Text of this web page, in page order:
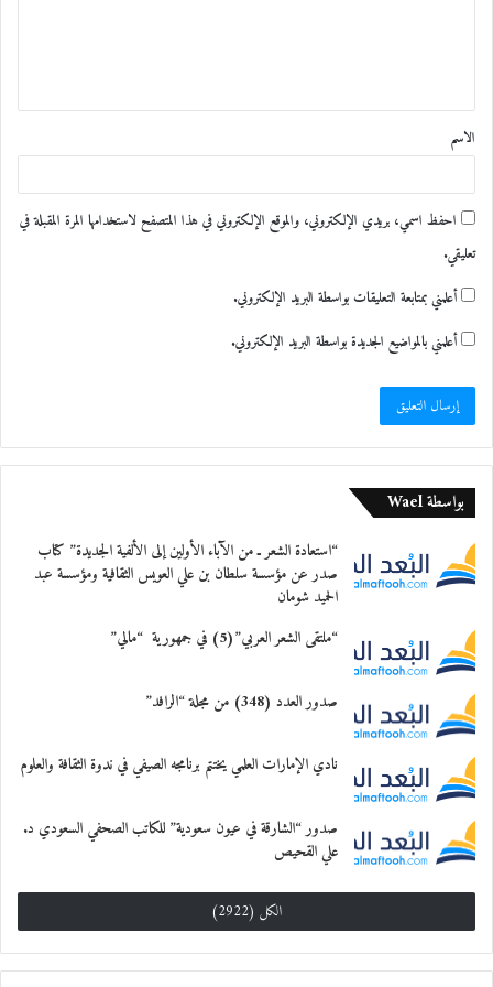
ق
*
الاسم
احفظ اسمي، بريدي الإلكتروني، والموقع الإلكتروني في هذا المتصفح لاستخدامها المرة المقبلة في
تعليقي.
أعلمني بمتابعة التعليقات بواسطة البريد الإلكتروني.
أعلمني بالمواضيع الجديدة بواسطة البريد الإلكتروني.
بواسطة Wael
“استعادة الشعر ـ من الآباء الأولين إلى الألفية الجديدة” كتاب
صدر عن مؤسسة سلطان بن علي العويس الثقافية ومؤسسة عبد
الحميد شومان
“ملتقى الشعر العربي”(5) في جمهورية “مالي”
صدور العدد (348) من مجلة “الرافد”
نادي الإمارات العلمي يختتم برنامجه الصيفي في ندوة الثقافة والعلوم
صدور “الشارقة في عيون سعودية” للكاتب الصحفي السعودي د.
علي القحيص
الكل (2922)